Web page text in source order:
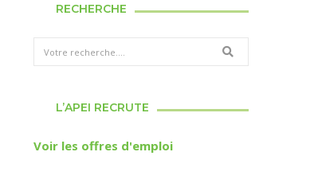
RECHERCHE
L’APEI RECRUTE
Voir les offres d'emploi